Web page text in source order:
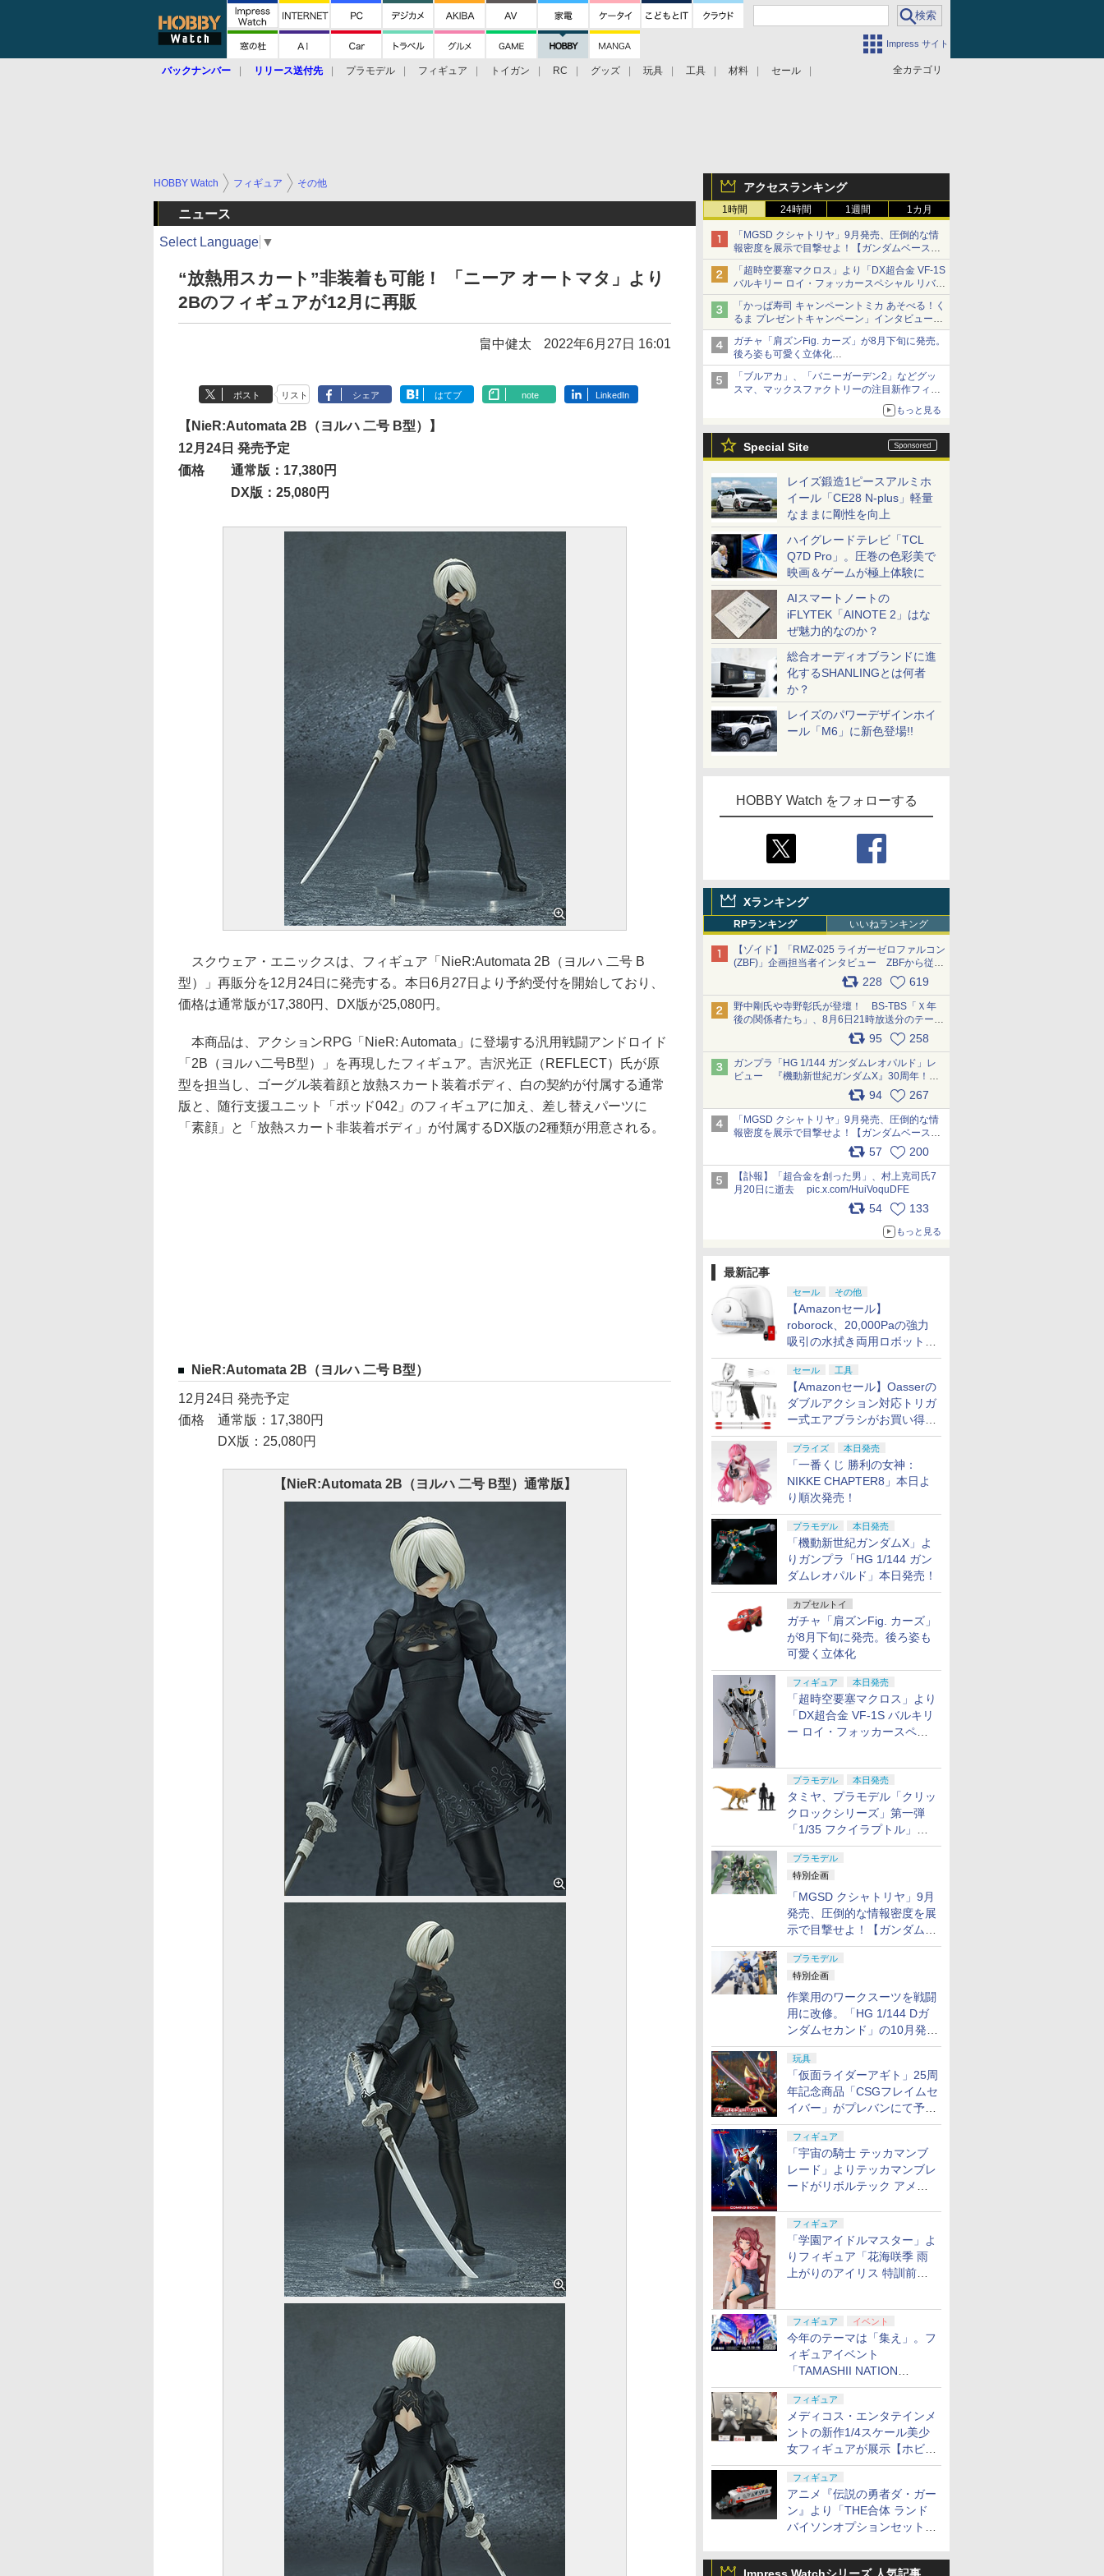
Impress サイト
全カテゴリ
バックナンバー リリース送付先 プラモデル フィギュア トイガン RC グッズ 玩具 工具 材料 セール
アクセスランキング
1時間 24時間 1週間 1カ月
「MGSD クシャトリヤ」9月発売、圧倒的な情
報密度を展示で目撃せよ！【ガンダムベース撮
り下ろし】
「超時空要塞マクロス」より「DX超合金 VF-1S
バルキリー ロイ・フォッカースペシャル リバイ
バルVer.」本日発売！
「かっぱ寿司 キャンペーントミカ あそべる！く
るま プレゼントキャンペーン」インタビュー
子どもが楽しめるかっぱ寿司ならではの体験と
コラボの楽しさを追求
ガチャ「肩ズンFig. カーズ」が8月下旬に発売。
後ろ姿も可愛く立体化
ライトニング・マックィーンやメーターなど4
種がラインナップ
「ブルアカ」、「バニーガーデン2」などグッ
スマ、マックスファクトリーの注目新作フィギ
ュアが展示【ホビーメーカー合同展示会】
もっと見る
Special Site
レイズ鍛造1ピースアルミホ
イール「CE28 N-plus」軽量
なままに剛性を向上
ハイグレードテレビ「TCL
Q7D Pro」。圧巻の色彩美で
映画＆ゲームが極上体験に
AIスマートノートの
iFLYTEK「AINOTE 2」はな
ぜ魅力的なのか？
総合オーディオブランドに進
化するSHANLINGとは何者
か？
レイズのパワーデザインホイ
ール「M6」に新色登場!!
HOBBY Watch をフォローする
Xランキング
RPランキング いいねランキング
【ゾイド】「RMZ-025 ライガーゼロファルコン
(ZBF)」企画担当者インタビュー ZBFから従来
デザインまで再現可能なボリューム満点のキッ
ト pic.x.com/6zOqQAQKkX
228 619
野中剛氏や寺野彰氏が登壇！ BS-TBS「Ｘ年
後の関係者たち」、8月6日21時放送分のテーマ
は「超合金」！ pic.x.com/uWyt1uyuFm
95 258
ガンプラ「HG 1/144 ガンダムレオパルド」レ
ビュー 『機動新世紀ガンダムX』30周年！イ
ンナーアームガトリングの変形機構まで再現し
最新フォーマットでキット化！
pic.x.com/nszPIDTpbg
94 267
「MGSD クシャトリヤ」9月発売、圧倒的な情
報密度を展示で目撃せよ！【ガンダムベース撮
り下ろし】 pic.x.com/3rPjsfk7qZ
57 200
【訃報】「超合金を創った男」、村上克司氏7
月20日に逝去 pic.x.com/HuiVoquDFE
54 133
もっと見る
最新記事
セール その他
【Amazonセール】
roborock、20,000Paの強力
吸引の水拭き両用ロボット掃
除機「Qrevo Curv 2 Flow」
がお買い得！
セール 工具
【Amazonセール】Oasserの
ダブルアクション対応トリガ
ー式エアブラシがお買い得価
格で登場！
プライズ 本日発売
「一番くじ 勝利の女神：
NIKKE CHAPTER8」本日よ
り順次発売！
プラモデル 本日発売
「機動新世紀ガンダムX」よ
りガンプラ「HG 1/144 ガン
ダムレオパルド」本日発売！
カプセルトイ
ガチャ「肩ズンFig. カーズ」
が8月下旬に発売。後ろ姿も
可愛く立体化
フィギュア 本日発売
「超時空要塞マクロス」より
「DX超合金 VF-1S バルキリ
ー ロイ・フォッカースペシ
プラモデル 本日発売
タミヤ、プラモデル「クリッ
クロックシリーズ」第一弾
「1/35 フクイラプトル」本
日発売！
プラモデル
特別企画
「MGSD クシャトリヤ」9月
発売、圧倒的な情報密度を展
示で目撃せよ！【ガンダムベ
ース撮り下ろし】
プラモデル
特別企画
作業用のワークスーツを戦闘
用に改修。「HG 1/144 Dガ
ンダムセカンド」の10月発送
分が予約受付中【ガンダムベ
ース撮り下ろし】
玩具
「仮面ライダーアギト」25周
年記念商品「CSGフレイムセ
イバー」がプレバンにて予約
開始
フィギュア
「宇宙の騎士 テッカマンブ
レード」よりテッカマンブレ
ードがリボルテック アメイ
定
フィギュア
「学園アイドルマスター」よ
りフィギュア「花海咲季 雨
上がりのアイリス 特訓前
フィギュア イベント
今年のテーマは「集え」。フ
ィギュアイベント
「TAMASHII NATION
2026」が11月13日より開催
決定
フィギュア
メディコス・エンタテインメ
ントの新作1/4スケール美少
女フィギュアが展示【ホビー
メーカー合同展示会】
フィギュア
アニメ『伝説の勇者ダ・ガー
ン』より「THE合体 ランド
バイソンオプションセット」
HOBBY Watch フィギュア その他
ニュース
Select Language ▼
“放熱用スカート”非装着も可能！ 「ニーア オートマタ」より
2Bのフィギュアが12月に再販
畠中健太 2022年6月27日 16:01
ポスト リスト シェア はてブ note LinkedIn
【NieR:Automata 2B（ヨルハ 二号 B型）】
12月24日 発売予定
価格 通常版：17,380円
DX版：25,080円
スクウェア・エニックスは、フィギュア「NieR:Automata 2B（ヨルハ 二号 B
型）」再販分を12月24日に発売する。本日6月27日より予約受付を開始しており、
価格は通常版が17,380円、DX版が25,080円。
本商品は、アクションRPG「NieR: Automata」に登場する汎用戦闘アンドロイド
「2B（ヨルハ二号B型）」を再現したフィギュア。吉沢光正（REFLECT）氏が原
型を担当し、ゴーグル装着顔と放熱スカート装着ボディ、白の契約が付属する通常
版と、随行支援ユニット「ポッド042」のフィギュアに加え、差し替えパーツに
「素顔」と「放熱スカート非装着ボディ」が付属するDX版の2種類が用意される。
NieR:Automata 2B（ヨルハ 二号 B型）
12月24日 発売予定
価格 通常版：17,380円
DX版：25,080円
【NieR:Automata 2B（ヨルハ 二号 B型）通常版】